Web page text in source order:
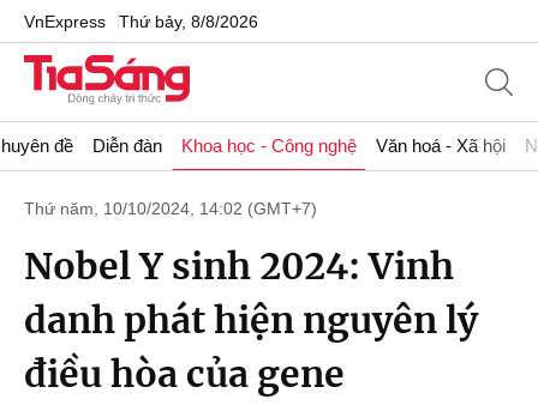
VnExpress Thứ bảy, 8/8/2026
đề Diễn đàn Khoa học - Công nghệ Văn hoá - Xã hội
Thứ năm, 10/10/2024, 14:02 (GMT+7)
Nobel Y sinh 2024: Vinh
danh phát hiện nguyên lý
điều hòa của gene